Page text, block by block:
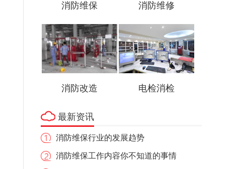
消防维保 消防维修
消防改造 电检消检
最新资讯
消防维保行业的发展趋势
消防维保工作内容你不知道的事情